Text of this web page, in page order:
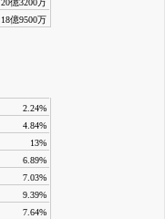
20億3200万
18億9500万
2.24%
4.84%
13%
6.89%
7.03%
9.39%
7.64%